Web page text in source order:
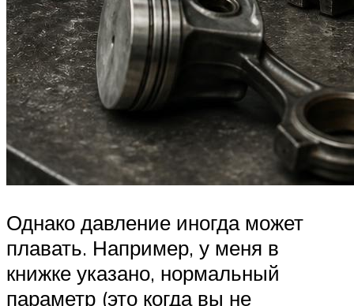
Однако давление иногда может
плавать. Например, у меня в
книжке указано, нормальный
параметр (это когда вы не